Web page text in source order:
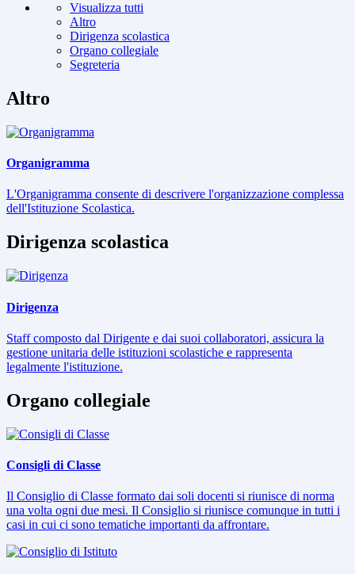
Visualizza tutti
Altro
Dirigenza scolastica
Organo collegiale
Segreteria
Altro
Organigramma
L'Organigramma consente di descrivere l'organizzazione complessa
dell'Istituzione Scolastica.
Dirigenza scolastica
Dirigenza
Staff composto dal Dirigente e dai suoi collaboratori, assicura la
gestione unitaria delle istituzioni scolastiche e rappresenta
legalmente l'istituzione.
Organo collegiale
Consigli di Classe
Il Consiglio di Classe formato dai soli docenti si riunisce di norma
una volta ogni due mesi. Il Consiglio si riunisce comunque in tutti i
casi in cui ci sono tematiche importanti da affrontare.